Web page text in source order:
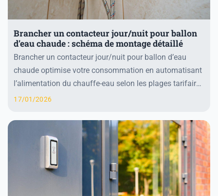
Brancher un contacteur jour/nuit pour ballon
d’eau chaude : schéma de montage détaillé
Brancher un contacteur jour/nuit pour ballon d’eau
chaude optimise votre consommation en automatisant
l’alimentation du chauffe-eau selon les plages tarifaires
avantageuses, notamment les heures creus...
17/01/2026